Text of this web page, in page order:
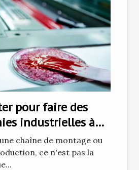
pour faire des
industrielles à
chaîne de montage ou
ce n'est pas la